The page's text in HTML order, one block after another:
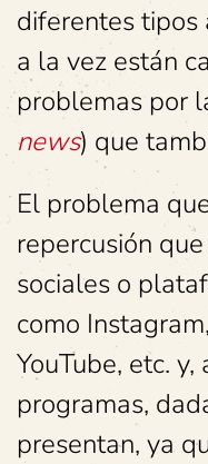
diferentes tipos
a la vez están
problemas por
news) que
El problema
repercusión
sociales o
como
YouTube, etc.
programas,
presentan, ya